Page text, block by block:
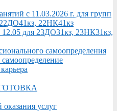
с 11.03.2026 г. для групп
22НК41кз
12.05 для 23ДО31кз, 23НК31кз,
самоопределения
оказания услуг